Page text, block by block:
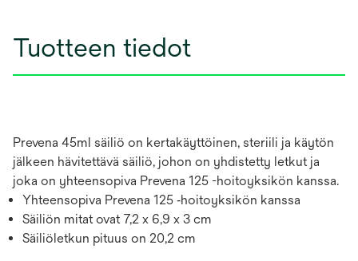
Tuotteen tiedot
Prevena 45ml säiliö on kertakäyttöinen, steriili ja käytön
jälkeen hävitettävä säiliö, johon on yhdistetty letkut ja
joka on yhteensopiva Prevena 125 -hoitoyksikön kanssa.
Yhteensopiva Prevena 125 ‑hoitoyksikön kanssa
Säiliön mitat ovat 7,2 x 6,9 x 3 cm
Säiliöletkun pituus on 20,2 cm